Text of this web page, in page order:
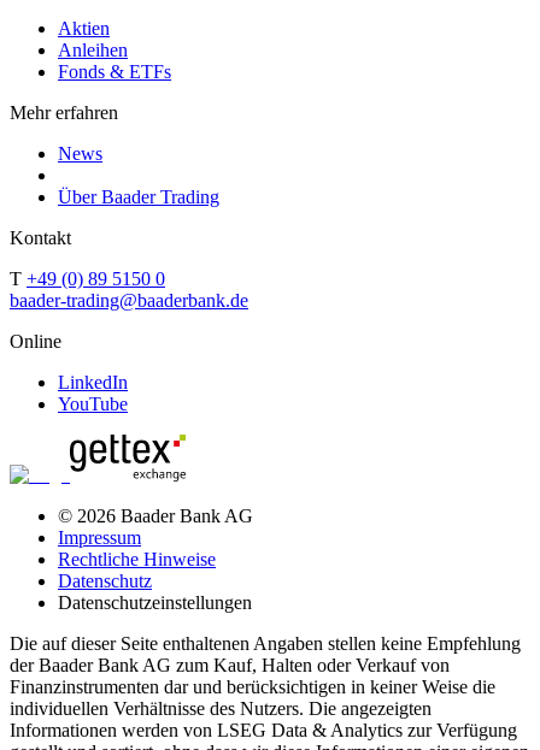
Aktien
Anleihen
Fonds & ETFs
Mehr erfahren
News
Über Baader Trading
Kontakt
T +49 (0) 89 5150 0
baader-trading@baaderbank.de
Online
LinkedIn
YouTube
© 2026 Baader Bank AG
Impressum
Rechtliche Hinweise
Datenschutz
Datenschutzeinstellungen
Die auf dieser Seite enthaltenen Angaben stellen keine Empfehlung
der Baader Bank AG zum Kauf, Halten oder Verkauf von
Finanzinstrumenten dar und berücksichtigen in keiner Weise die
individuellen Verhältnisse des Nutzers. Die angezeigten
Informationen werden von LSEG Data & Analytics zur Verfügung